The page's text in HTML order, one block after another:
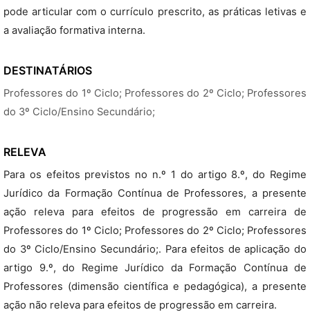
pode articular com o currículo prescrito, as práticas letivas e
a avaliação formativa interna.
DESTINATÁRIOS
Professores do 1º Ciclo; Professores do 2º Ciclo; Professores
do 3º Ciclo/Ensino Secundário;
RELEVA
Para os efeitos previstos no n.º 1 do artigo 8.º, do Regime
Jurídico da Formação Contínua de Professores, a presente
ação releva para efeitos de progressão em carreira de
Professores do 1º Ciclo; Professores do 2º Ciclo; Professores
do 3º Ciclo/Ensino Secundário;. Para efeitos de aplicação do
artigo 9.º, do Regime Jurídico da Formação Contínua de
Professores (dimensão científica e pedagógica), a presente
ação não releva para efeitos de progressão em carreira.